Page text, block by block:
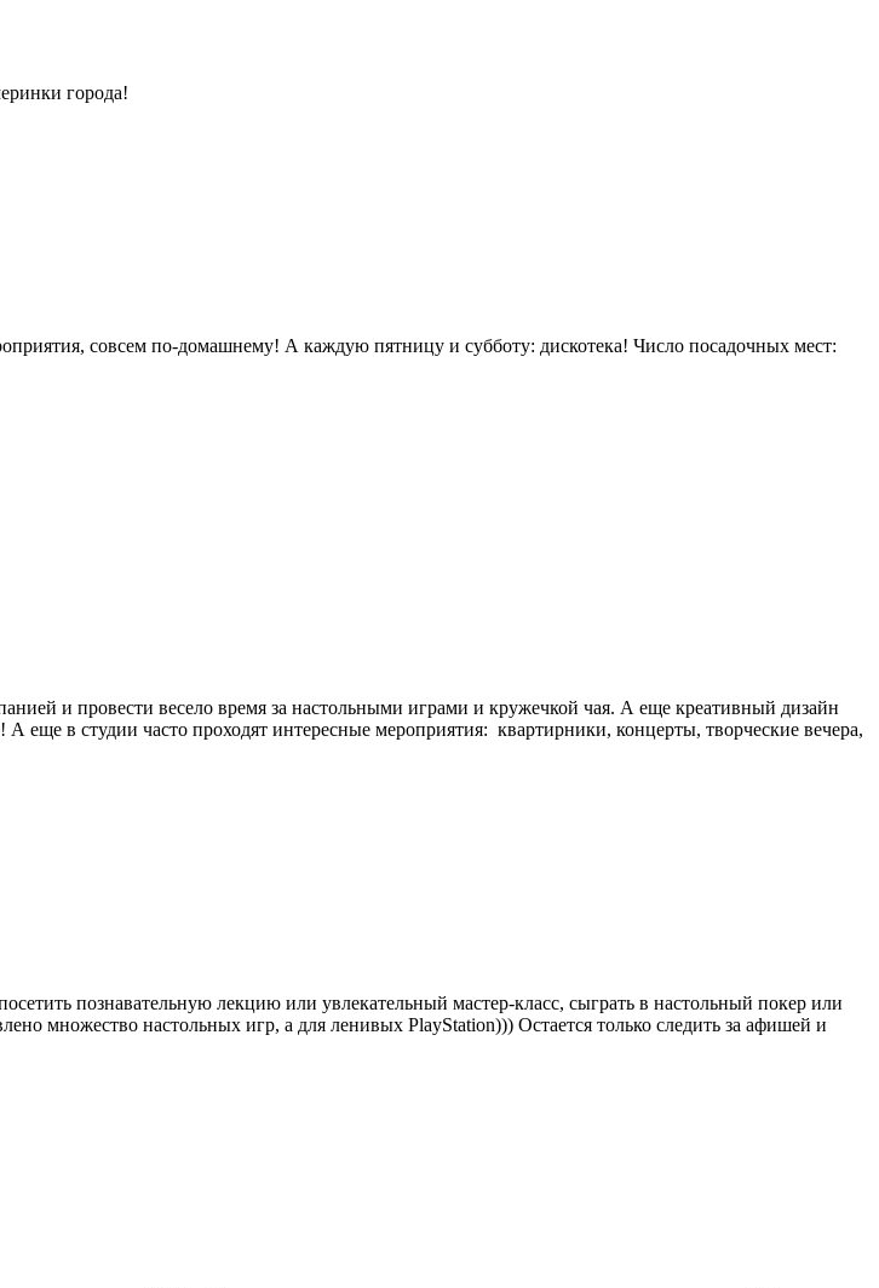
города!
совсем по-домашнему! А каждую пятницу и субботу: дискотека! Число посадочных мест:
и провести весело время за настольными играми и кружечкой чая. А еще креативный дизайн
в студии часто проходят интересные мероприятия: квартирники, концерты, творческие вечера,
познавательную лекцию или увлекательный мастер-класс, сыграть в настольный покер или
множество настольных игр, а для ленивых PlayStation))) Остается только следить за афишей и